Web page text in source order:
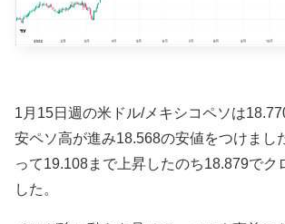
1月15日週の米ドル/メキシコペソは
安ペソ高が進み18.568の安値をつけまし
って19.108まで上昇したのち18.879でク
した。